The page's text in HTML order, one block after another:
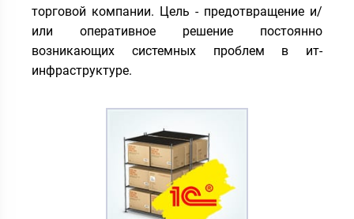
торговой компании. Цель - предотвращение и/
или оперативное решение постоянно
возникающих системных проблем в ит-
инфраструктуре.